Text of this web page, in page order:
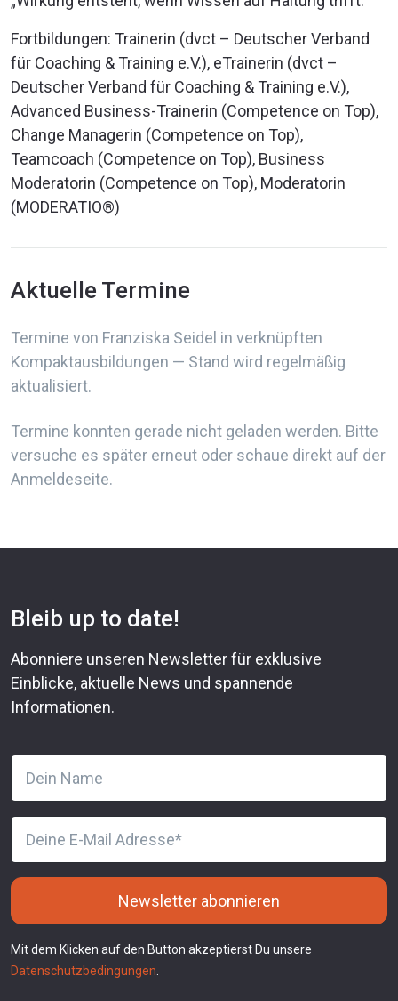
Fortbildungen: Trainerin (dvct – Deutscher Verband
für Coaching & Training e.V.), eTrainerin (dvct –
Deutscher Verband für Coaching & Training e.V.),
Advanced Business-Trainerin (Competence on Top),
Change Managerin (Competence on Top),
Teamcoach (Competence on Top), Business
Moderatorin (Competence on Top), Moderatorin
(MODERATIO®)
Aktuelle Termine
Termine von Franziska Seidel in verknüpften
Kompaktausbildungen — Stand wird regelmäßig
aktualisiert.
Termine konnten gerade nicht geladen werden. Bitte
versuche es später erneut oder schaue direkt auf der
Anmeldeseite.
Bleib up to date!
Abonniere unseren Newsletter für exklusive
Einblicke, aktuelle News und spannende
Informationen.
Newsletter abonnieren
Mit dem Klicken auf den Button akzeptierst Du unsere
Datenschutzbedingungen.